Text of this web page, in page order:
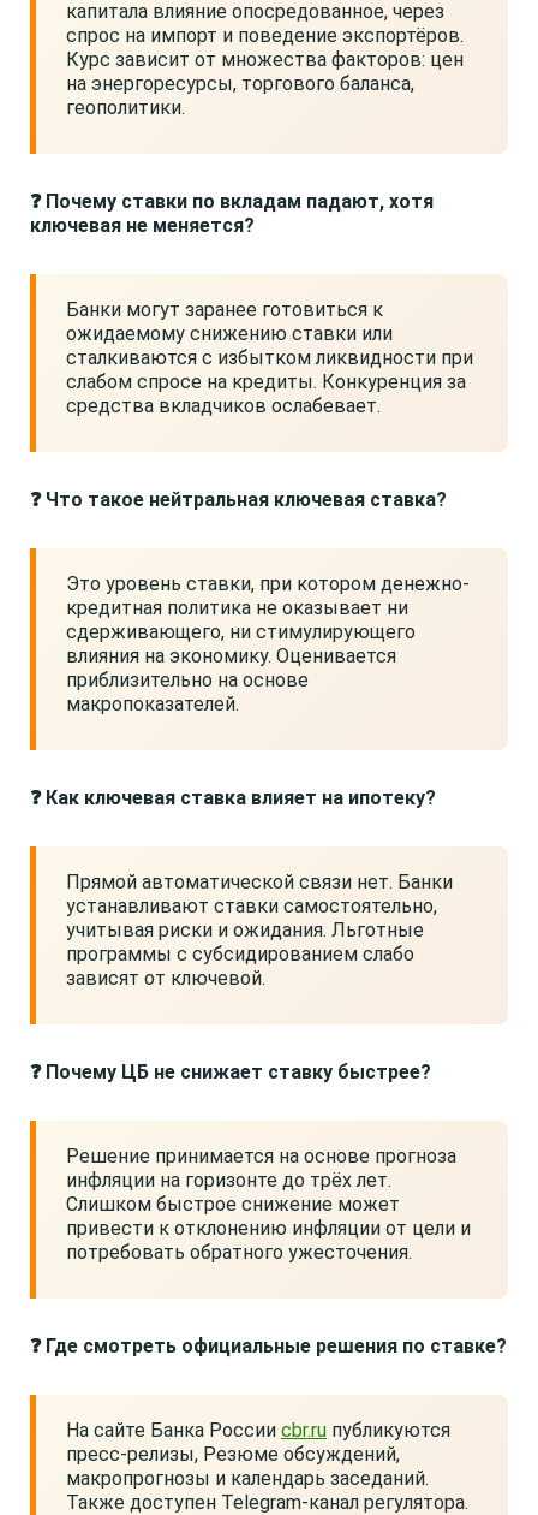
капитала влияние опосредованное, через
спрос на импорт и поведение экспортёров.
Курс зависит от множества факторов: цен
на энергоресурсы, торгового баланса,
геополитики.
❓ Почему ставки по вкладам падают, хотя
ключевая не меняется?
Банки могут заранее готовиться к
ожидаемому снижению ставки или
сталкиваются с избытком ликвидности при
слабом спросе на кредиты. Конкуренция за
средства вкладчиков ослабевает.
❓ Что такое нейтральная ключевая ставка?
Это уровень ставки, при котором денежно-
кредитная политика не оказывает ни
сдерживающего, ни стимулирующего
влияния на экономику. Оценивается
приблизительно на основе
макропоказателей.
❓ Как ключевая ставка влияет на ипотеку?
Прямой автоматической связи нет. Банки
устанавливают ставки самостоятельно,
учитывая риски и ожидания. Льготные
программы с субсидированием слабо
зависят от ключевой.
❓ Почему ЦБ не снижает ставку быстрее?
Решение принимается на основе прогноза
инфляции на горизонте до трёх лет.
Слишком быстрое снижение может
привести к отклонению инфляции от цели и
потребовать обратного ужесточения.
❓ Где смотреть официальные решения по ставке?
На сайте Банка России cbr.ru публикуются
пресс-релизы, Резюме обсуждений,
макропрогнозы и календарь заседаний.
Также доступен Telegram-канал регулятора.